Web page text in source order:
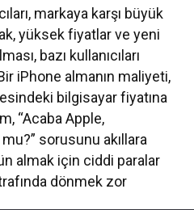
markaya karşı büyük
yüksek fiyatlar ve yeni
bazı kullanıcıları
iPhone almanın maliyeti,
bilgisayar fiyatına
“Acaba Apple,
mu?” sorusunu akıllara
almak için ciddi paralar
dönmek zor